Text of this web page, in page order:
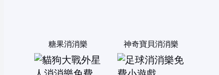
糖果消消樂 神奇寶貝消消樂